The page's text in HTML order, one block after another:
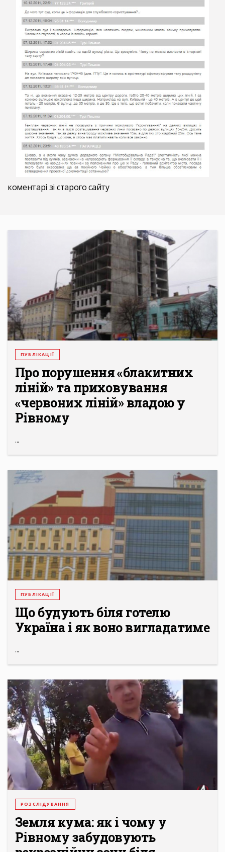
коментарі зі старого сайту
ПУБЛІКАЦІЇ
Про порушення «блакитних
ліній» та приховування
«червоних ліній» владою у
Рівному
...
ПУБЛІКАЦІЇ
Що будують біля готелю
Україна і як воно вигладатиме
...
РОЗСЛІДУВАННЯ
Земля кума: як і чому у
Рівному забудовують